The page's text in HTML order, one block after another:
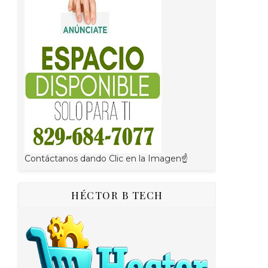
Contáctanos dando Clic en la Imagen☝
HÉCTOR B TECH